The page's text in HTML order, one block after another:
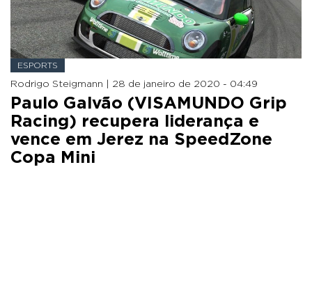
ESPORTS
Rodrigo Steigmann | 28 de janeiro de 2020 - 04:49
Paulo Galvão (VISAMUNDO Grip
Racing) recupera liderança e
vence em Jerez na SpeedZone
Copa Mini